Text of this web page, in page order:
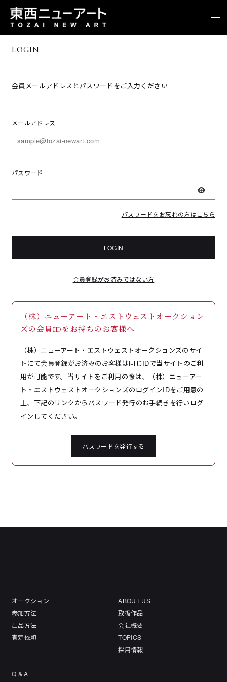
LOGIN
会員メールアドレスとパスワードをご入力ください
メールアドレス
パスワード
表示
パスワードをお忘れの方はこちら
LOGIN
会員登録がお済みではない方
（株）ニューアート・エストウェストオークション
ズの会員IDをお持ちのお客様へ
（株）ニューアート・エストウェストオークションズのサイ
トにて会員登録がお済みのお客様は同じIDで当サイトのご利
用が可能です。当サイトをご利用の際は、（株）ニューアー
ト・エストウェストオークションズのログインIDをご用意の
上、下記のリンクからパスワード発行のお手続きを行いログ
インしてください。
パスワードを発行する
オークション
参加方法
出品方法
査定依頼
ABOUT US
取扱作品
会社概要
TOPICS
採用情報
Q & A